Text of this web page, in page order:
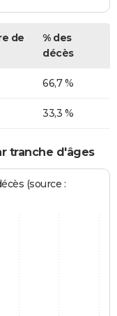
de
% des
décès
66,7 %
33,3 %
tranche d'âges
(source :